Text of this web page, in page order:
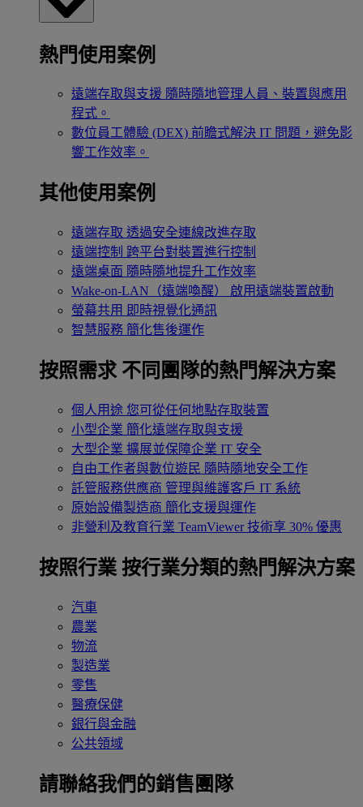
熱門使用案例
遠端存取與支援 隨時隨地管理人員、裝置與應用
程式。
數位員工體驗 (DEX) 前瞻式解決 IT 問題，避免影
響工作效率。
其他使用案例
遠端存取 透過安全連線改進存取
遠端控制 跨平台對裝置進行控制
遠端桌面 隨時隨地提升工作效率
Wake-on-LAN（遠端喚醒）
啟用遠端裝置啟動
螢幕共用 即時視覺化通訊
智慧服務 簡化售後運作
按照需求 不同團隊的熱門解決方案
個人用途 您可從任何地點存取裝置
小型企業 簡化遠端存取與支援
大型企業 擴展並保障企業 IT 安全
自由工作者與數位遊民 隨時隨地安全工作
託管服務供應商 管理與維護客戶 IT 系統
原始設備製造商 簡化支援與運作
非營利及教育行業 TeamViewer 技術享 30% 優惠
按照行業 按行業分類的熱門解決方案
汽車
農業
物流
製造業
零售
醫療保健
銀行與金融
公共領域
請聯絡我們的銷售團隊